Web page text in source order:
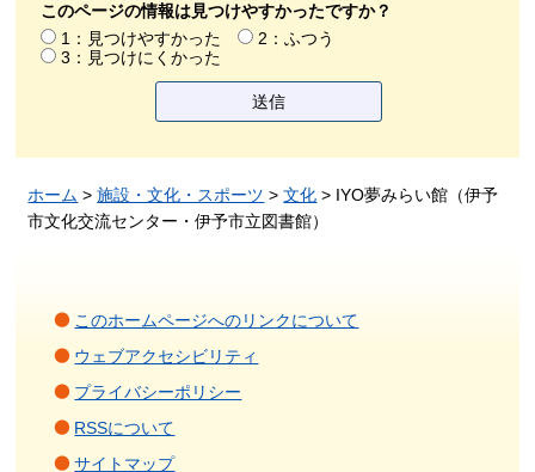
このページの情報は見つけやすかったですか？
1：見つけやすかった
2：ふつう
3：見つけにくかった
ホーム >施設・文化・スポーツ >文化 > IYO夢みらい館（伊予
市文化交流センター・伊予市立図書館）
このホームページへのリンクについて
ウェブアクセシビリティ
プライバシーポリシー
RSSについて
サイトマップ